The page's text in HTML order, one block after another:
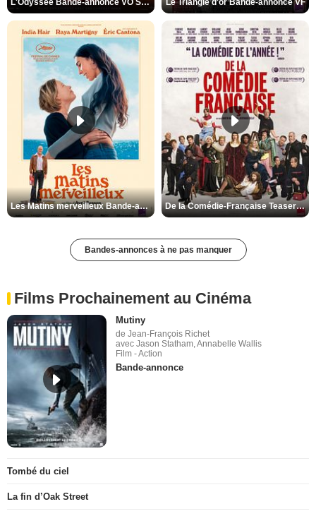
L'Odyssée Bande-annonce VO STFR Le Triangle d'or Bande-annonce VF
Les Matins merveilleux Bande-annonce VF De la Comédie-Française Teaser VF
Bandes-annonces à ne pas manquer
Films Prochainement au Cinéma
Mutiny
de Jean-François Richet
avec Jason Statham, Annabelle Wallis
Film - Action
Bande-annonce
Tombé du ciel
La fin d’Oak Street